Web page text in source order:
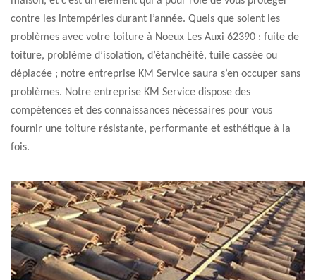
contre les intempéries durant l’année. Quels que soient les
problèmes avec votre toiture à Noeux Les Auxi 62390 : fuite de
toiture, problème d’isolation, d’étanchéité, tuile cassée ou
déplacée ; notre entreprise KM Service saura s’en occuper sans
problèmes. Notre entreprise KM Service dispose des
compétences et des connaissances nécessaires pour vous
fournir une toiture résistante, performante et esthétique à la
fois.